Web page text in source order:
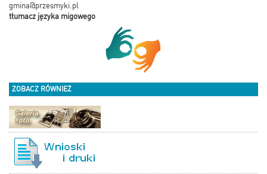
gmina@przesmyki.pl
tłumacz języka migowego
ZOBACZ RÓWNIEŻ